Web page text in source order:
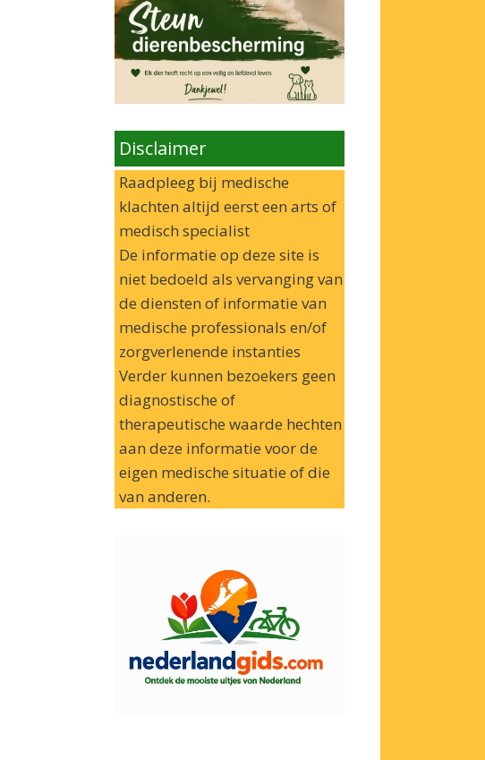
Disclaimer
Raadpleeg bij medische
klachten altijd eerst een arts of
medisch specialist
De informatie op deze site is
niet bedoeld als vervanging van
de diensten of informatie van
medische professionals en/of
zorgverlenende instanties
Verder kunnen bezoekers geen
diagnostische of
therapeutische waarde hechten
aan deze informatie voor de
eigen medische situatie of die
van anderen.